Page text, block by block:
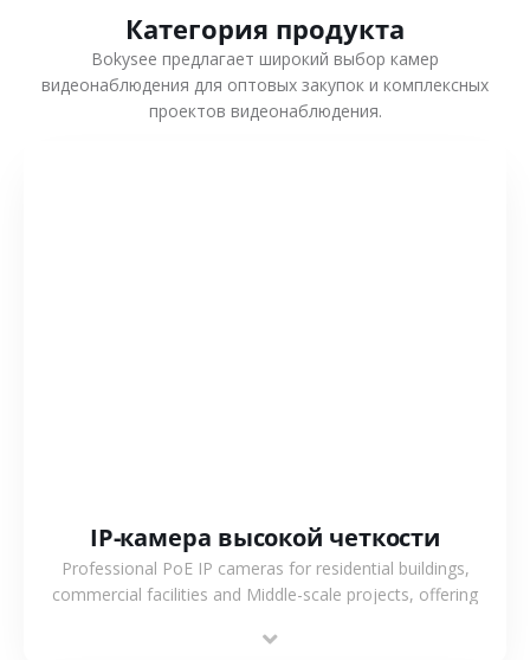
Категория продукта
Bokysee предлагает широкий выбор камер
видеонаблюдения для оптовых закупок и комплексных
проектов видеонаблюдения.
IP-камера высокой четкости
Professional PoE IP cameras for residential buildings,
commercial facilities and Middle-scale projects, offering
support.